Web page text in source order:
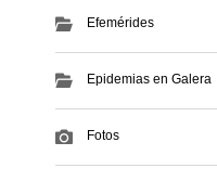
Efemérides
Epidemias en Galera
Fotos